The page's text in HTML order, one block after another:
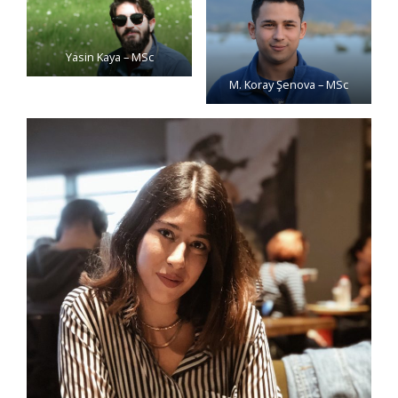
Yasin Kaya – MSc
M. Koray Şenova – MSc